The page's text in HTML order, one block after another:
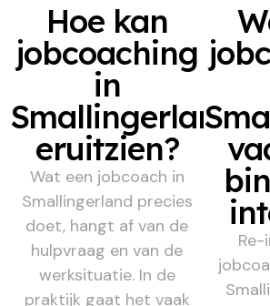
Hoe kan
jobcoaching
in
Smallingerland
eruitzien?
Wat een jobcoach in
Smallingerland precies
doet, hangt af van de
hulpvraag en van de
werksituatie. In de
praktijk gaat het vaak